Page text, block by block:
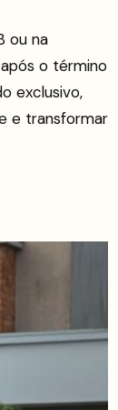
ou na
o término
exclusivo,
e transformar